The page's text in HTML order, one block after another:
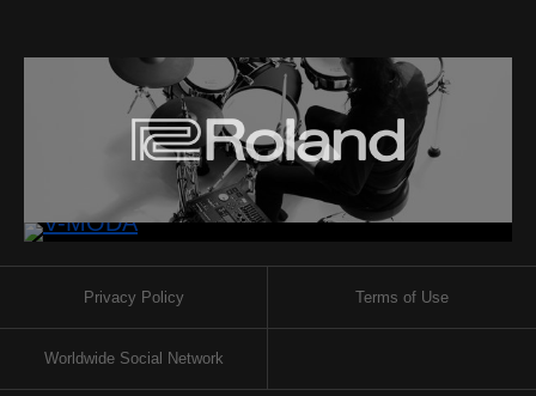
Privacy Policy Terms of Use
Worldwide Social Network